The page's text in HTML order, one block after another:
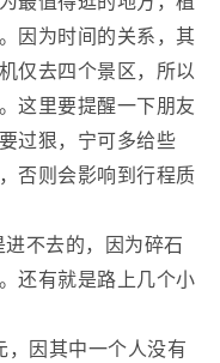
因为时间的关系，其
仅去四个景区，所以
这里要提醒一下朋友
过狠，宁可多给些
否则会影响到行程质
不去的，因为碎石
还有就是路上几个小
因其中一个人没有